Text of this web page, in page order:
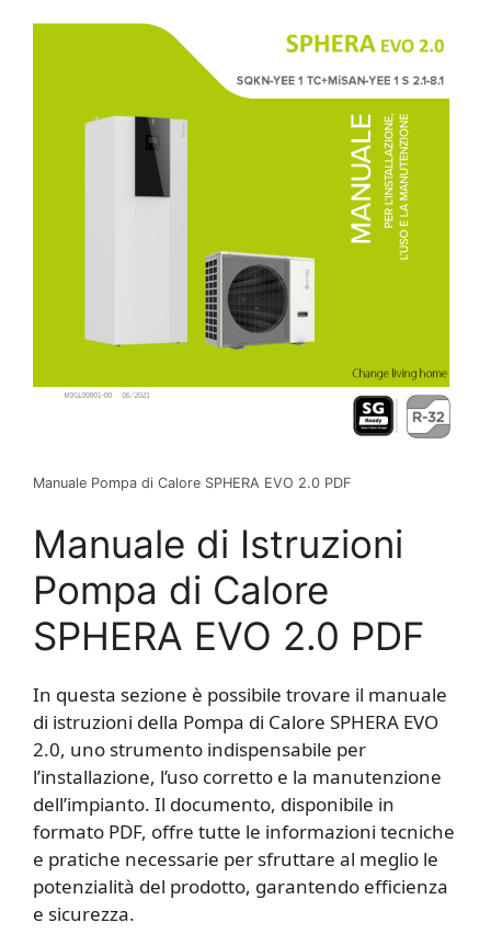
Manuale Pompa di Calore SPHERA EVO 2.0 PDF
Manuale di Istruzioni
Pompa di Calore
SPHERA EVO 2.0 PDF
In questa sezione è possibile trovare il manuale
di istruzioni della Pompa di Calore SPHERA EVO
2.0, uno strumento indispensabile per
l’installazione, l’uso corretto e la manutenzione
dell’impianto. Il documento, disponibile in
formato PDF, offre tutte le informazioni tecniche
e pratiche necessarie per sfruttare al meglio le
potenzialità del prodotto, garantendo efficienza
e sicurezza.